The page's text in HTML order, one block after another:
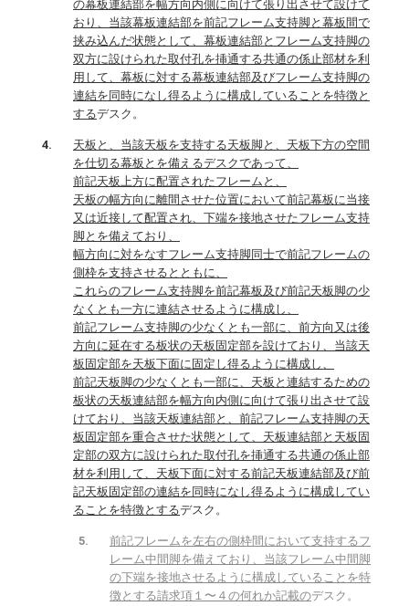
の幕板連結部を幅方向内側に向けて張り出させて設けて
おり、当該幕板連結部を前記フレーム支持脚と幕板間で
挟み込んだ状態として、幕板連結部とフレーム支持脚の
双方に設けられた取付孔を挿通する共通の係止部材を利
用して、幕板に対する幕板連結部及びフレーム支持脚の
連結を同時になし得るように構成していることを特徴と
するデスク。
天板と、当該天板を支持する天板脚と、天板下方の空間
を仕切る幕板とを備えるデスクであって、
前記天板上方に配置されたフレームと、
天板の幅方向に離間させた位置において前記幕板に当接
又は近接して配置され、下端を接地させたフレーム支持
脚とを備えており、
幅方向に対をなすフレーム支持脚同士で前記フレームの
側枠を支持させるとともに、
これらのフレーム支持脚を前記幕板及び前記天板脚の少
なくとも一方に連結させるように構成し、
前記フレーム支持脚の少なくとも一部に、前方向又は後
方向に延在する板状の天板固定部を設けており、当該天
板固定部を天板下面に固定し得るように構成し、
前記天板脚の少なくとも一部に、天板と連結するための
板状の天板連結部を幅方向内側に向けて張り出させて設
けており、当該天板連結部と、前記フレーム支持脚の天
板固定部を重合させた状態として、天板連結部と天板固
定部の双方に設けられた取付孔を挿通する共通の係止部
材を利用して、天板下面に対する前記天板連結部及び前
記天板固定部の連結を同時になし得るように構成してい
ることを特徴とするデスク。
前記フレームを左右の側枠間において支持するフ
レーム中間脚を備えており、当該フレーム中間脚
の下端を接地させるように構成していることを特
徴とする請求項１〜４の何れか記載のデスク。